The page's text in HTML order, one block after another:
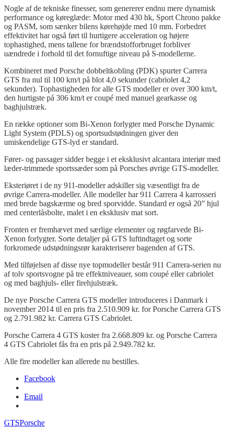
Nogle af de tekniske finesser, som genererer endnu mere dynamisk
performance og køreglæde: Motor med 430 hk, Sport Chrono pakke
og PASM, som sænker bilens kørehøjde med 10 mm. Forbedret
effektivitet har også ført til hurtigere acceleration og højere
tophastighed, mens tallene for brændstofforbruget forbliver
uændrede i forhold til det fornuftige niveau på S-modellerne.
Kombineret med Porsche dobbeltkobling (PDK) spurter Carrera
GTS fra nul til 100 km/t på blot 4,0 sekunder (cabriolet 4,2
sekunder). Tophastigheden for alle GTS modeller er over 300 km/t,
den hurtigste på 306 km/t er coupé med manuel gearkasse og
baghjulstræk.
En række optioner som Bi-Xenon forlygter med Porsche Dynamic
Light System (PDLS) og sportsudstødningen giver den
umiskendelige GTS-lyd er standard.
Fører- og passager sidder begge i et eksklusivt alcantara interiør med
læder-trimmede sportssæder som på Porsches øvrige GTS-modeller.
Eksteriøret i de ny 911-modeller adskiller sig væsentligt fra de
øvrige Carrera-modeller. Alle modeller har 911 Carrera 4 karrosseri
med brede bagskærme og bred sporvidde. Standard er også 20” hjul
med centerlåsbolte, malet i en eksklusiv mat sort.
Fronten er fremhævet med særlige elementer og røgfarvede Bi-
Xenon forlygter. Sorte detaljer på GTS luftindtaget og sorte
forkromede udstødningsrør karakteriserer bagenden af GTS.
Med tilføjelsen af disse nye topmodeller består 911 Carrera-serien nu
af tolv sportsvogne på tre effektniveauer, som coupé eller cabriolet
og med baghjuls- eller firehjulstræk.
De nye Porsche Carrera GTS modeller introduceres i Danmark i
november 2014 til en pris fra 2.510.909 kr. for Porsche Carrera GTS
og 2.791.982 kr. Carrera GTS Cabriolet.
Porsche Carrera 4 GTS koster fra 2.668.809 kr. og Porsche Carrera
4 GTS Cabriolet fås fra en pris på 2.949.782 kr.
Alle fire modeller kan allerede nu bestilles.
Facebook
Email
GTSPorsche